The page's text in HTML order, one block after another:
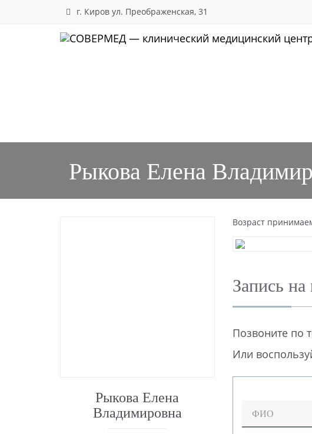
Skip to main content
г. Киров ул. Преображенская, 31
Навигация
Рыкова Елена
Рыкова Елена
Владимировна
Возраст
Запись
Позвоните по
Или
ФИО